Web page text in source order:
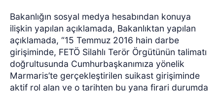
Bakanlığın sosyal medya hesabından konuya
ilişkin yapılan açıklamada, Bakanlıktan yapılan
açıklamada, “15 Temmuz 2016 hain darbe
girişiminde, FETÖ Silahlı Terör Örgütünün talimatı
doğrultusunda Cumhurbaşkanımıza yönelik
Marmaris’te gerçekleştirilen suikast girişiminde
aktif rol alan ve o tarihten bu yana firari durumda